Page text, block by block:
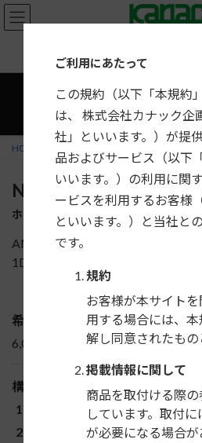
コ
ン
ナ
ビ
カーナビ・カーAV取付キ
HOME
NKK-H73D
ホンダ アクティ（バン）用 DINサイ
AMラジオ付車（1スピーカー）
1DIN+1DINを取付けるためのキッ
希望小売価格
6,000円＋税
構成部品
ブラケット一式
ご利用にあたって
この規約（以下「本規約
は、 株式会社カナック企
社」といいます。）が提
品およびサービス（以下
いいます。）の利用に関
ービスを利用するお客様
といいます。）と当社と
です。
規約
お客様が本サイト
用する場合には、
解し同意されたもの
掲載情報に関して
商品を取付ける際
しています。取付
が必要になる場合